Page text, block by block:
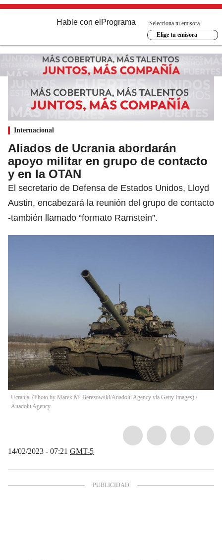
Hable con el Programa
Selecciona tu emisora
Elige tu emisora
Internacional
Aliados de Ucrania abordarán
apoyo militar en grupo de contacto
y en la OTAN
El secretario de Defensa de Estados Unidos, Lloyd
Austin, encabezará la reunión del grupo de contacto
-también llamado “formato Ramstein”.
Ucrania. (Photo by Marek M. Berezowski/Anadolu Agency via Getty Images) /
Anadolu Agency
14/02/2023 - 07:21 GMT-5